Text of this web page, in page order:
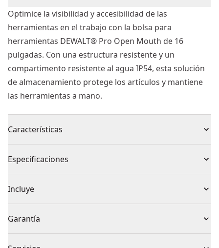
Optimice la visibilidad y accesibilidad de las
herramientas en el trabajo con la bolsa para
herramientas DEWALT® Pro Open Mouth de 16
pulgadas. Con una estructura resistente y un
compartimento resistente al agua IP54, esta solución
de almacenamiento protege los artículos y mantiene
las herramientas a mano.
Características
los objetos de valor con un compartimento resistente
CONSTRUIDA CON MATERIALES DURABLES - Afronta
los trabajos más duros con el resistente tejido de 1680
deniers y la lona repelente a la suciedad.
OPTIMIZA LA ORGANIZACIÓN - Utiliza 31 bolsillos y
Especificaciones
Tipo de producto Bolsas
Recuento de
piezas
Incluye
Garantía